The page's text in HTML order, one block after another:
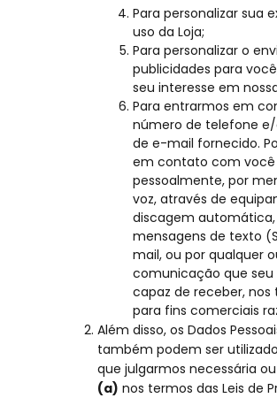
Para personalizar sua
uso da Loja;
Para personalizar o
publicidades para
seu interesse em
Para entrarmos em
número de telefone
de e-mail fornecido.
em contato com você
pessoalmente, por
voz, através de
discagem
mensagens de texto
mail, ou por qualquer
comunicação que seu
capaz de receber, nos
para fins comerciais
Além disso, os Dados
também podem ser
que julgarmos necessária
(a) nos termos das Leis de